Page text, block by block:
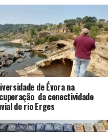
de Évora na
da conectividade
do rio Erges